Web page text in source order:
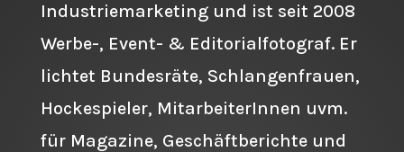
Industriemarketing und ist seit 2008
Werbe-, Event- & Editorialfotograf. Er
lichtet Bundesräte, Schlangenfrauen,
Hockespieler, MitarbeiterInnen uvm.
für Magazine, Geschäftberichte und